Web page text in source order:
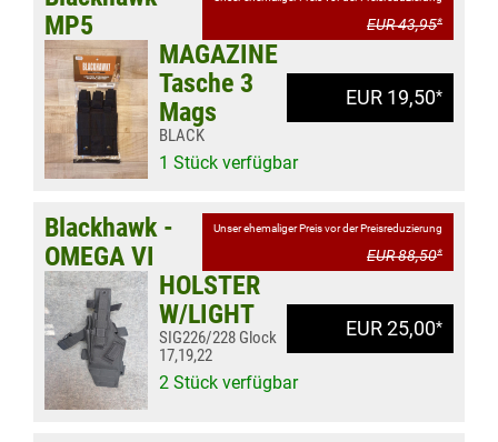
EUR 43,95*
EUR 19,50*
MP5
MAGAZINE
Tasche 3
Mags
BLACK
1 Stück verfügbar
Unser ehemaliger Preis vor der Preisreduzierung
EUR 88,50*
EUR 25,00*
Blackhawk -
OMEGA VI
HOLSTER
W/LIGHT
SIG226/228 Glock
17,19,22
2 Stück verfügbar